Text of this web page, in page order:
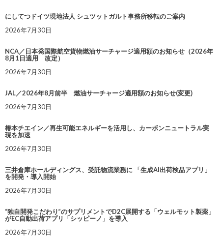
にしてつドイツ現地法人 シュツットガルト事務所移転のご案内
2026年7月30日
NCA／日本発国際航空貨物燃油サーチャージ適用額のお知らせ（2026年
8月1日適用 改定）
2026年7月30日
JAL／2026年8月前半 燃油サーチャージ適用額のお知らせ(変更)
2026年7月30日
椿本チエイン／再生可能エネルギーを活用し、カーボンニュートラル実
現を加速
2026年7月30日
三井倉庫ホールディングス、受託物流業務に 「生成AI出荷検品アプリ」
を開発・導入開始
2026年7月30日
“独自開発こだわり”のサプリメントでD2C展開する「ウェルモット製薬」
がEC自動出荷アプリ「シッピーノ」を導入
2026年7月30日